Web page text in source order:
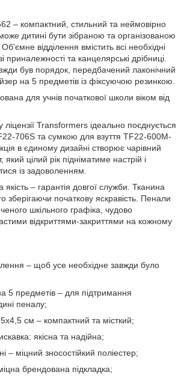
– компактний, стильний та неймовірно
дитині бути зібраною та організованою
відділення вмістить всі необхідні
приналежності та канцелярські дрібниці.
був порядок, передбачений лаконічний
на 5 предметів із фіксуючою резинкою.
для учнів початкової школи віком від
Transformers ідеально поєднується
706S та сумкою для взуття TF22-600M-
в єдиному дизайні створює чарівний
який цілий рік підніматиме настрій і
із задоволенням.
– гарантія довгої служби. Тканина
зберігаючи початкову яскравість. Пенали
шкільного графіка, чудово
відкриттями-закриттями на кожному
– щоб усе необхідне завжди було
5 предметів – для підтримання
пеналу;
см – компактний та місткий;
якісна та надійна;
– міцний зносостійкий поліестер;
брендована підкладка;